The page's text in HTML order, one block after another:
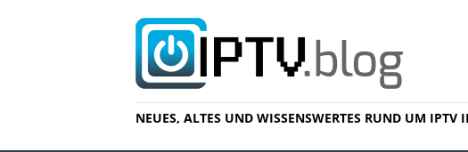
NEUES, ALTES UND WISSENSWERTES RUND UM IPTV